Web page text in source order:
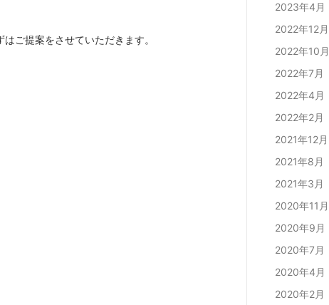
ご提案をさせていただきます。
2023年4月
2022年12月
2022年10月
2022年7月
2022年4月
2022年2月
2021年12月
2021年8月
2021年3月
2020年11月
2020年9月
2020年7月
2020年4月
2020年2月